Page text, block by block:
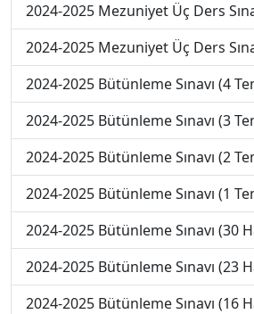
2024-2025 Mezuniyet Üç Ders
2024-2025 Mezuniyet Üç Ders
2024-2025 Bütünleme Sınavı (4
2024-2025 Bütünleme Sınavı (3
2024-2025 Bütünleme Sınavı (2
2024-2025 Bütünleme Sınavı (1
2024-2025 Bütünleme Sınavı (30
2024-2025 Bütünleme Sınavı (23
2024-2025 Bütünleme Sınavı (16